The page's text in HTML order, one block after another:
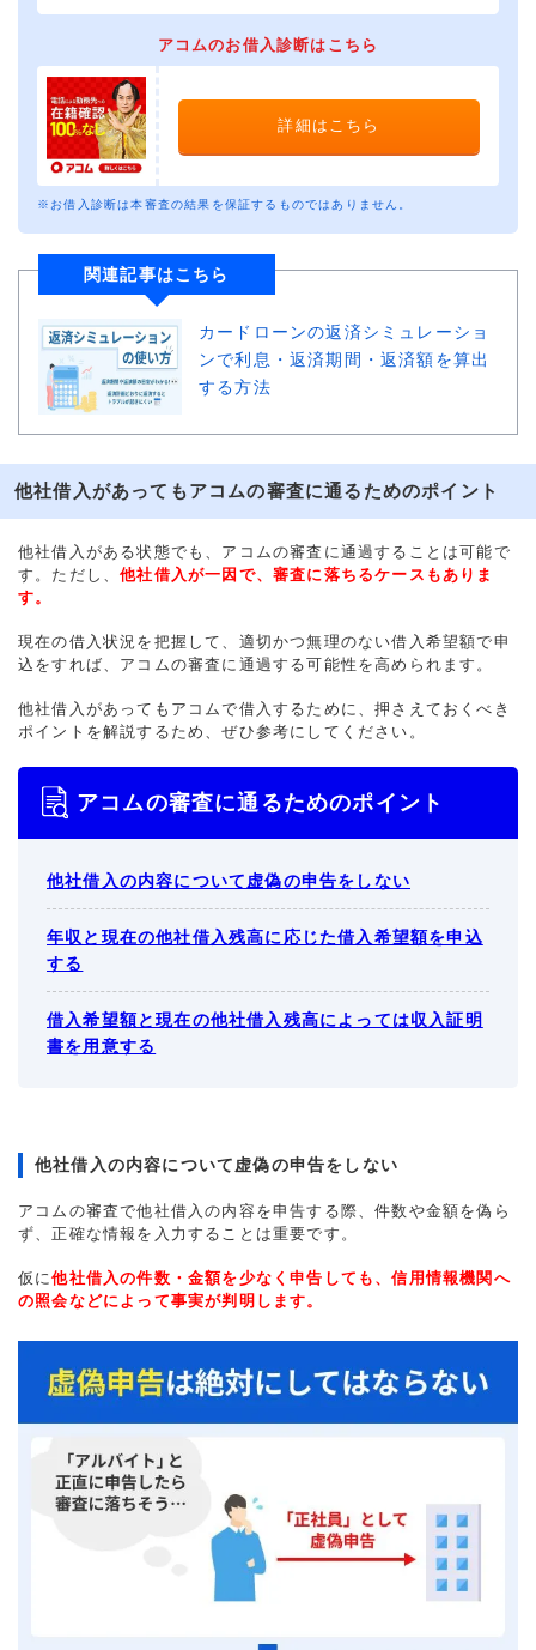
アコムのお借入診断はこちら
詳細はこちら
※お借入診断は本審査の結果を保証するものではありません。
関連記事はこちら
カードローンの返済シミュレーショ
ンで利息・返済期間・返済額を算出
する方法
他社借入があってもアコムの審査に通るためのポイント
他社借入がある状態でも、アコムの審査に通過することは可能で
す。ただし、他社借入が一因で、審査に落ちるケースもありま
す。
現在の借入状況を把握して、適切かつ無理のない借入希望額で申
込をすれば、アコムの審査に通過する可能性を高められます。
他社借入があってもアコムで借入するために、押さえておくべき
ポイントを解説するため、ぜひ参考にしてください。
アコムの審査に通るためのポイント
他社借入の内容について虚偽の申告をしない
年収と現在の他社借入残高に応じた借入希望額を申込
する
借入希望額と現在の他社借入残高によっては収入証明
書を用意する
他社借入の内容について虚偽の申告をしない
アコムの審査で他社借入の内容を申告する際、件数や金額を偽ら
ず、正確な情報を入力することは重要です。
仮に他社借入の件数・金額を少なく申告しても、信用情報機関へ
の照会などによって事実が判明します。